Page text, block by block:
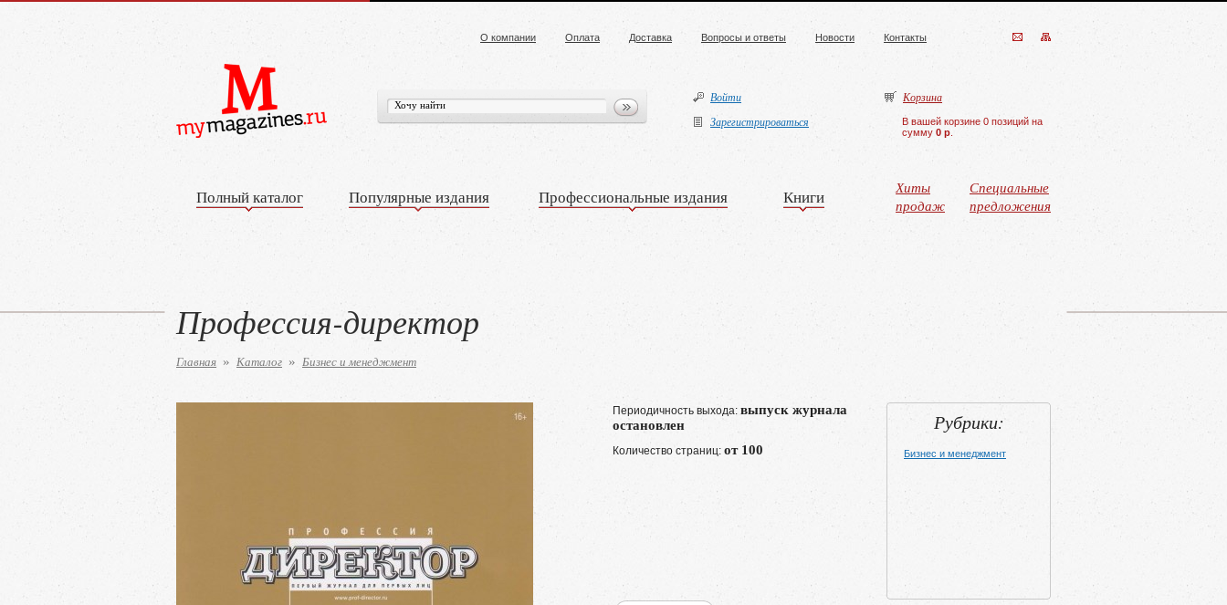
О компании Оплата Доставка Вопросы и ответы Новости Контакты
Войти
Зарегистрироваться
Корзина
В вашей корзине 0 позиций на
сумму 0 р
Полный каталог Популярные издания Профессиональные издания Книги
Хиты
продаж
Специальные
предложения
Профессия-директор
Главная » Каталог » Бизнес и менеджмент
Периодичность выхода: выпуск журнала
остановлен
Количество страниц: от 100
Рубрики:
Бизнес и менеджмент